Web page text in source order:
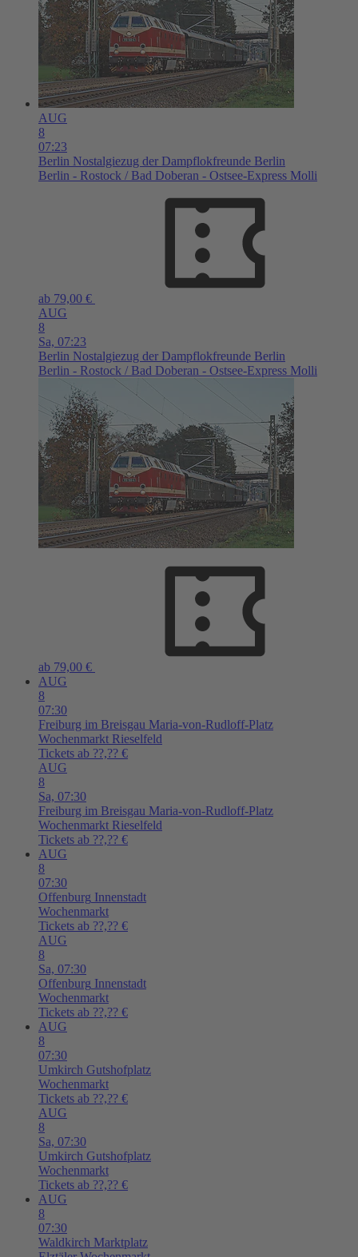
AUG
8
07:23
Berlin Nostalgiezug der Dampflokfreunde Berlin
Berlin - Rostock / Bad Doberan - Ostsee-Express Molli
ab 79,00 €
AUG
8
Sa, 07:23
Berlin Nostalgiezug der Dampflokfreunde Berlin
Berlin - Rostock / Bad Doberan - Ostsee-Express Molli
ab 79,00 €
AUG
8
07:30
Freiburg im Breisgau Maria-von-Rudloff-Platz
Wochenmarkt Rieselfeld
Tickets ab ??,?? €
AUG
8
Sa, 07:30
Freiburg im Breisgau Maria-von-Rudloff-Platz
Wochenmarkt Rieselfeld
Tickets ab ??,?? €
AUG
8
07:30
Offenburg Innenstadt
Wochenmarkt
Tickets ab ??,?? €
AUG
8
Sa, 07:30
Offenburg Innenstadt
Wochenmarkt
Tickets ab ??,?? €
AUG
8
07:30
Umkirch Gutshofplatz
Wochenmarkt
Tickets ab ??,?? €
AUG
8
Sa, 07:30
Umkirch Gutshofplatz
Wochenmarkt
Tickets ab ??,?? €
AUG
8
07:30
Waldkirch Marktplatz